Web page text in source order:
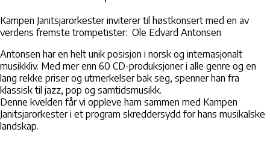
Kampen Janitsjarorkester inviterer til høstkonsert med en av
verdens fremste trompetister: Ole Edvard Antonsen
Antonsen har en helt unik posisjon i norsk og internasjonalt
musikkliv. Med mer enn 60 CD-produksjoner i alle genre og en
lang rekke priser og utmerkelser bak seg, spenner han fra
klassisk til jazz, pop og samtidsmusikk.
Denne kvelden får vi oppleve ham sammen med Kampen
Janitsjarorkester i et program skreddersydd for hans musikalske
landskap.